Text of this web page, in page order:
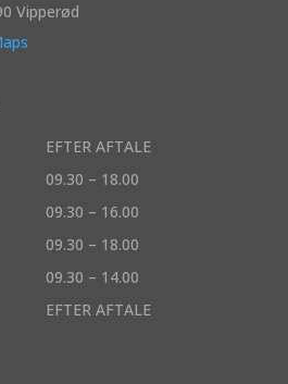
Vipperød
EFTER AFTALE
09.30 – 18.00
09.30 – 16.00
09.30 – 18.00
09.30 – 14.00
EFTER AFTALE